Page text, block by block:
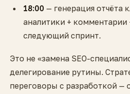
18:00 — генерация отчёта
аналитики +
следующий спринт.
Это не «замена SEO-
делегирование рутины.
переговоры с разработкой —